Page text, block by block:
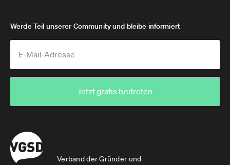
Verband der Gründer und
Werde Teil unserer Community und bleibe informiert
Jetzt gratis beitreten